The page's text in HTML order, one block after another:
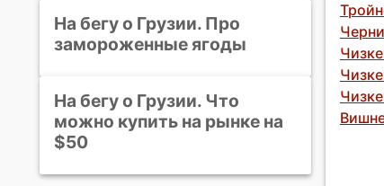
На бегу о Грузии. Про
замороженные ягоды
На бегу о Грузии. Что
можно купить на рынке на
$50